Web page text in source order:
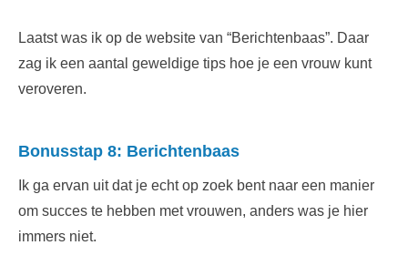
Laatst was ik op de website van “Berichtenbaas”. Daar
zag ik een aantal geweldige tips hoe je een vrouw kunt
veroveren.
Bonusstap 8: Berichtenbaas
Ik ga ervan uit dat je echt op zoek bent naar een manier
om succes te hebben met vrouwen, anders was je hier
immers niet.